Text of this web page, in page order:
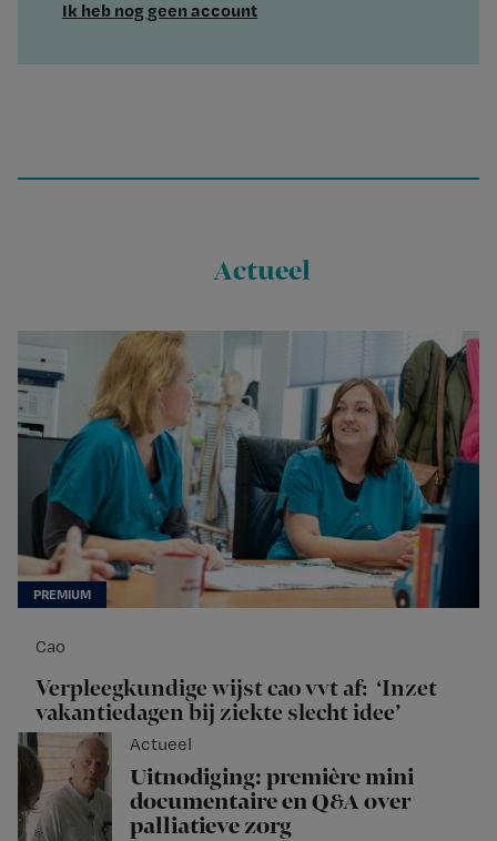
Ik heb nog geen account
Actueel
Cao
Verpleegkundige wijst cao vvt af: ‘Inzet
vakantiedagen bij ziekte slecht idee’
Actueel
Uitnodiging: première mini
documentaire en Q&A over
palliatieve zorg